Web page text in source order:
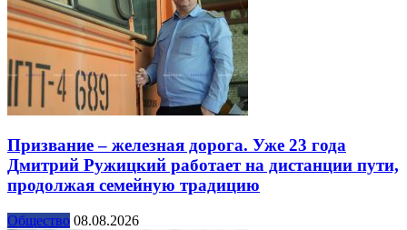
Призвание – железная дорога. Уже 23 года
Дмитрий Ружицкий работает на дистанции пути,
продолжая семейную традицию
Общество 08.08.2026